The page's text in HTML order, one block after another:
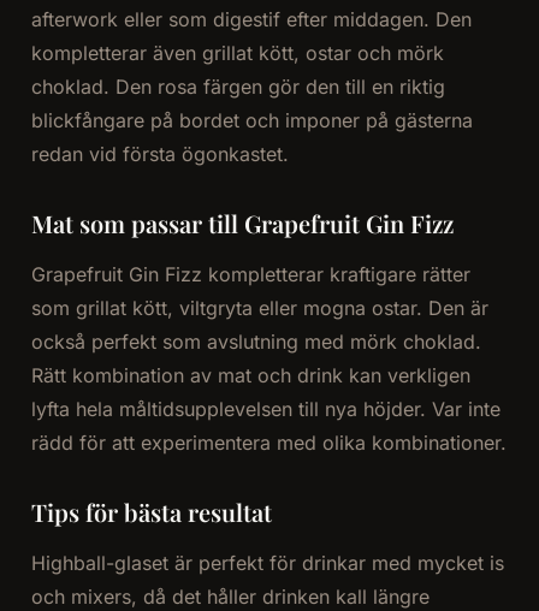
afterwork eller som digestif efter middagen. Den
kompletterar även grillat kött, ostar och mörk
choklad. Den rosa färgen gör den till en riktig
blickfångare på bordet och imponer på gästerna
redan vid första ögonkastet.
Mat som passar till Grapefruit Gin Fizz
Grapefruit Gin Fizz kompletterar kraftigare rätter
som grillat kött, viltgryta eller mogna ostar. Den är
också perfekt som avslutning med mörk choklad.
Rätt kombination av mat och drink kan verkligen
lyfta hela måltidsupplevelsen till nya höjder. Var inte
rädd för att experimentera med olika kombinationer.
Tips för bästa resultat
Highball-glaset är perfekt för drinkar med mycket is
och mixers, då det håller drinken kall längre